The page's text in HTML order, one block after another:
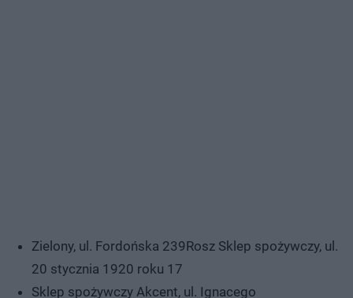
Zielony, ul. Fordońska 239Rosz Sklep spożywczy, ul.
20 stycznia 1920 roku 17
Sklep spożywczy Akcent, ul. Ignacego